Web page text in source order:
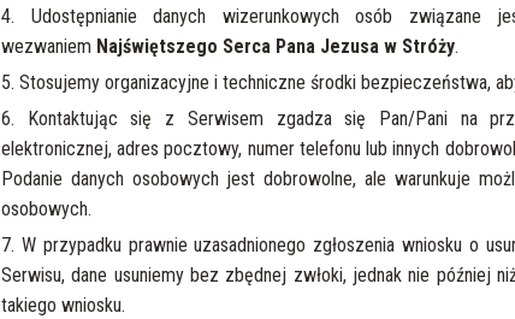
4. Udostępnianie danych wizerunkowych osób
wezwaniem Najświętszego Serca Pana Jezusa w Stróży.
5. Stosujemy organizacyjne i techniczne środki bezpieczeństwa,
6. Kontaktując się z Serwisem zgadza się Pan/Pani na
elektronicznej, adres pocztowy, numer telefonu lub innych
Podanie danych osobowych jest dobrowolne, ale warunkuje
osobowych.
7. W przypadku prawnie uzasadnionego zgłoszenia wniosku o
Serwisu, dane usuniemy bez zbędnej zwłoki, jednak nie później
takiego wniosku.